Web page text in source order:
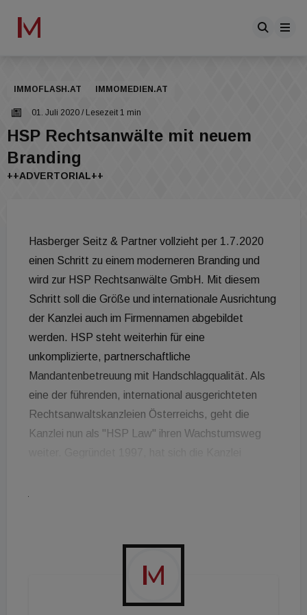
IMMOFLASH.AT IMMOMEDIEN.AT
01. Juli 2020 / Lesezeit 1 min
HSP Rechtsanwälte mit neuem
Branding
++ADVERTORIAL++
Hasberger Seitz & Partner vollzieht per 1.7.2020
einen Schritt zu einem moderneren Branding und
wird zur HSP Rechtsanwälte GmbH. Mit diesem
Schritt soll die Größe und internationale Ausrichtung
der Kanzlei auch im Firmennamen abgebildet
werden. HSP steht weiterhin für eine
unkomplizierte, partnerschaftliche
Mandantenbetreuung mit Handschlagqualität. Als
eine der führenden, international ausgerichteten
Rechtsanwaltskanzleien Österreichs, geht die
Kanzlei nun als "HSP Law" ihren Wachstumsweg
einem modernen Branding. "Wir wollen mit diesem
Schritt die Größe und internationale Ausrichtung der
Kanzlei in unserem Namen abbilden. Ganz wichtig
war es aber einen Brand zu finden, der auch unsere